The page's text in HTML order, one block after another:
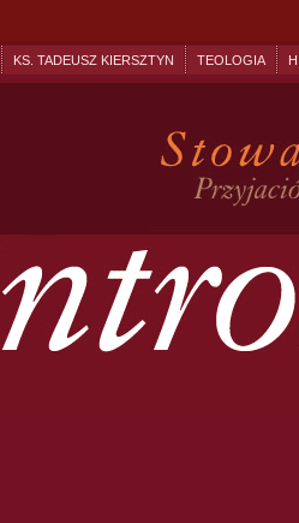
KS. TADEUSZ KIERSZTYN TEOLOGIA